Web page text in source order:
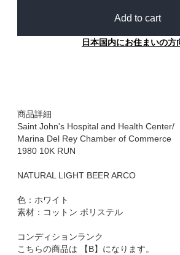
Add to cart
日本国内にお住まいの方
商品詳細
Saint John's Hospital and Health Center/
Marina Del Rey Chamber of Commerce
1980 10K RUN
NATURAL LIGHT BEER ARCO
色：ホワイト
素材：コットン ポリステル
コンディションランク
こちらの商品は 【B】になります。